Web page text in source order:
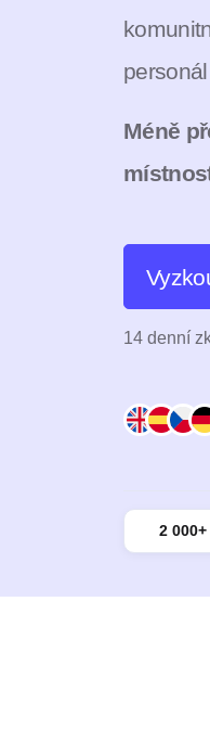
Méně
14 denní
2